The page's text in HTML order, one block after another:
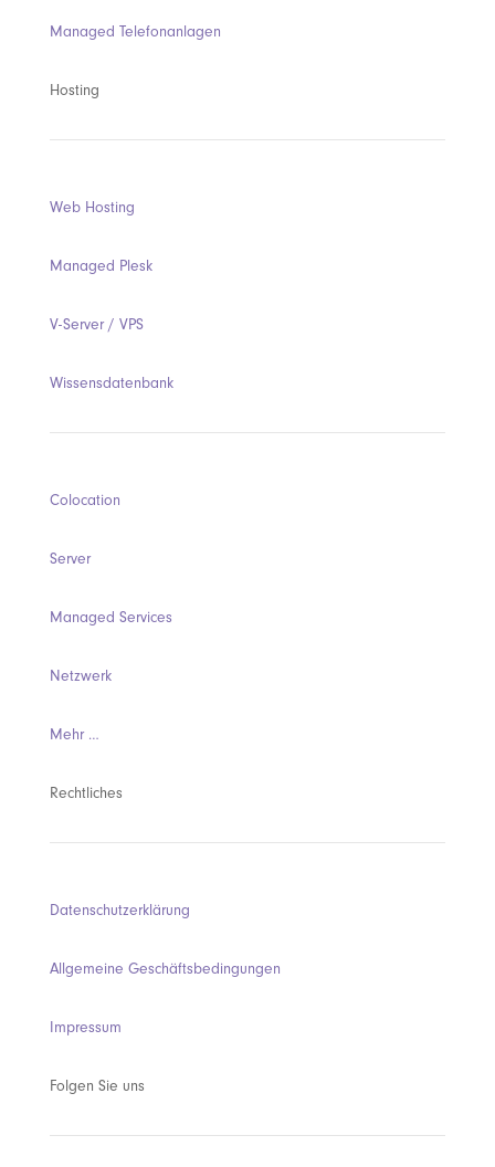
Managed Telefonanlagen
Hosting
Web Hosting
Managed Plesk
V-Server / VPS
Wissensdatenbank
Colocation
Server
Managed Services
Netzwerk
Mehr …
Rechtliches
Datenschutzerklärung
Allgemeine Geschäftsbedingungen
Impressum
Folgen Sie uns